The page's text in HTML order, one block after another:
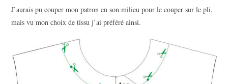
J’aurais pu couper mon patron en son milieu pour le couper sur le pli,
mais vu mon choix de tissu j’ai préféré ainsi.